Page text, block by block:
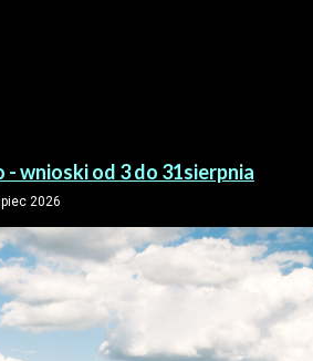
wnioski od 3 do 31sierpnia
2026